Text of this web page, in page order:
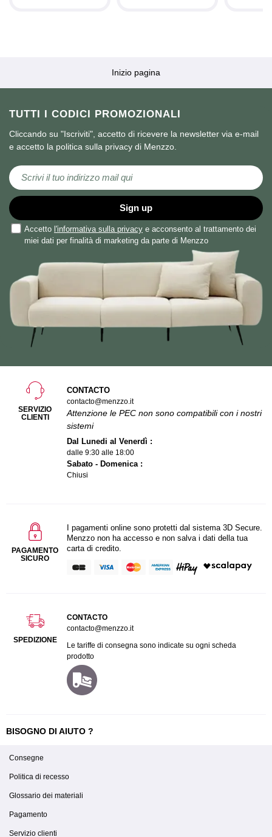
Inizio pagina
TUTTI I CODICI PROMOZIONALI
Cliccando su "Iscriviti", accetto di ricevere la newsletter via e-mail
e accetto la politica sulla privacy di Menzzo.
Iscriviti alla nostra Newsletter:
Sign up
Accetto l'informativa sulla privacy e acconsento al trattamento dei
miei dati per finalità di marketing da parte di Menzzo
SERVIZIO
CLIENTI
CONTACTO
contacto@menzzo.it
Attenzione le PEC non sono compatibili con i nostri
sistemi
Dal Lunedi al Venerdì :
dalle 9:30 alle 18:00
Sabato - Domenica :
Chiusi
PAGAMENTO
SICURO
I pagamenti online sono protetti dal sistema 3D Secure.
Menzzo non ha accesso e non salva i dati della tua
carta di credito.
SPEDIZIONE
CONTACTO
contacto@menzzo.it
Le tariffe di consegna sono indicate su ogni scheda
prodotto
BISOGNO DI AIUTO ?
Consegne
Politica di recesso
Glossario dei materiali
Pagamento
Servizio clienti